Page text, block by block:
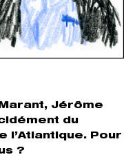
Jérôme
du
l’Atlantique. Pour
?